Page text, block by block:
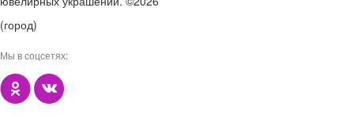
(город)
Мы в соцсетях: